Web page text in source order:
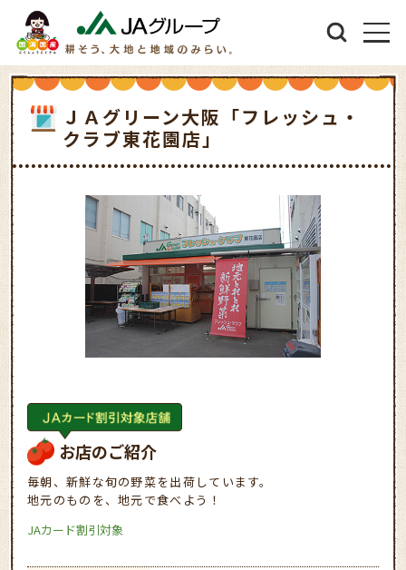
ＪＡグリーン大阪「フレッシュ・
クラブ東花園店」
お店のご紹介
毎朝、新鮮な旬の野菜を出荷しています。
地元のものを、地元で食べよう！
JAカード割引対象